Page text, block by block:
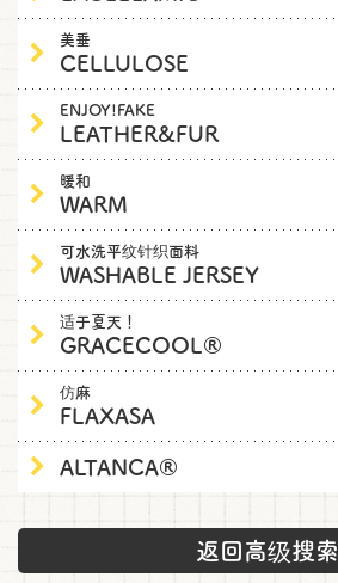
美垂
CELLULOSE
ENJOY!FAKE
LEATHER&FUR
暖和
WARM
可水洗平纹针织面料
WASHABLE JERSEY
适于夏天！
GRACECOOL®
仿麻
FLAXASA
ALTANCA®
返回高级搜索